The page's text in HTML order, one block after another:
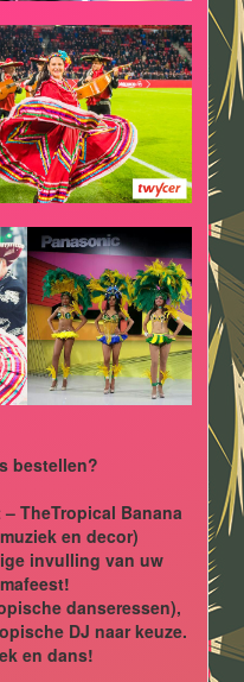
bestellen?
TheTropical Banana
en decor)
invulling van uw
danseressen),
DJ naar keuze.
en dans!